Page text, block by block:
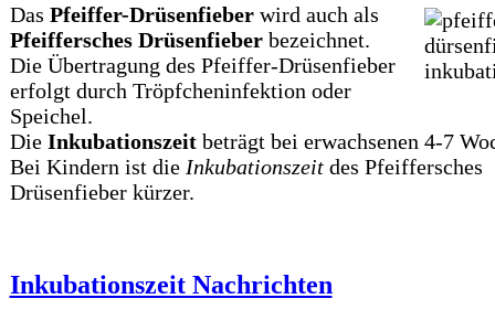
Das Pfeiffer-Drüsenfieberwird auch als
Pfeiffersches Drüsenfieberbezeichnet.
Die Übertragung des Pfeiffer-Drüsenfieber
erfolgt durch Tröpfcheninfektion oder
Speichel.
Die Inkubationszeitbeträgt bei erwachsenen 4-7
Bei Kindern ist die Inkubationszeitdes Pfeiffersches
Drüsenfieber kürzer.
Inkubationszeit Nachrichten